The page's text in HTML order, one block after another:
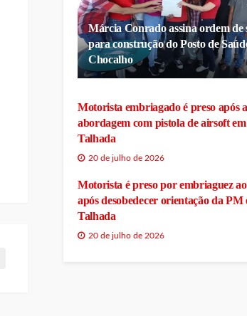
Márcia Conrado assina ordem de
para construção do Posto de
Chocalho
Motorista embriagado é preso após
abordagem com pistola de airsoft
Talhada
20 de julho de 2026
Motorista é preso por embriaguez
após desobedecer orientação da PM
Talhada
20 de julho de 2026